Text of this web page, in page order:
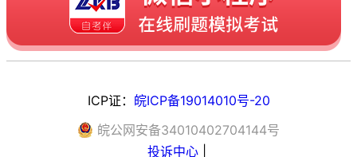
ICP证： 皖ICP备19014010号-20
皖公网安备34010402704144号
投诉中心|